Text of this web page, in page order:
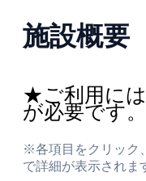
施設概要
★ご利用に
が必要です。
※各項目をクリック
で詳細が表示されま